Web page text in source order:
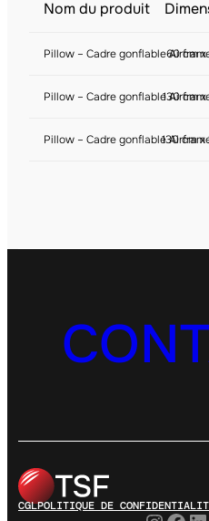
Nom du produit
Pillow – Cadre gonflable60 cm
Pillow – Cadre gonflable130 cm
Pillow – Cadre gonflable130 cm
CGLPOLITIQUE DE